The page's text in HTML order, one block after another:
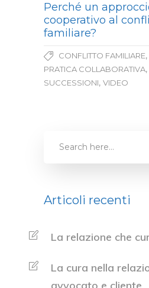
Perché un
cooperativo al
familiare?
CONFLITTO FAMILIARE,
PRATICA COLLABORATIVA,
SUCCESSIONI, VIDEO
Articoli recenti
La relazione che
La cura nella